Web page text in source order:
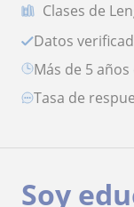
Clases de
Datos
más de 5
Tasa de
Soy